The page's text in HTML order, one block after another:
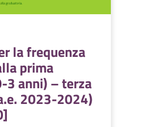
la frequenza
prima
3 anni) – terza
2023-2024)